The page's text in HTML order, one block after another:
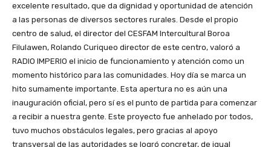
excelente resultado, que da dignidad y oportunidad de atención
a las personas de diversos sectores rurales. Desde el propio
centro de salud, el director del CESFAM Intercultural Boroa
Filulawen, Rolando Curiqueo director de este centro, valoró a
RADIO IMPERIO el inicio de funcionamiento y atención como un
momento histórico para las comunidades. Hoy día se marca un
hito sumamente importante. Esta apertura no es aún una
inauguración oficial, pero sí es el punto de partida para comenzar
a recibir a nuestra gente. Este proyecto fue anhelado por todos,
tuvo muchos obstáculos legales, pero gracias al apoyo
transversal de las autoridades se logró concretar, de igual